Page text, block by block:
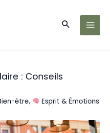
: Conseils
être,
Esprit & Émotions